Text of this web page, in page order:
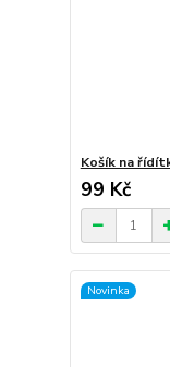
Košík na
99 Kč
Novinka